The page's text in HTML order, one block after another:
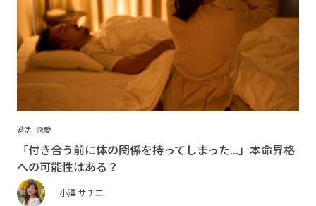
婚活 恋愛
「付き合う前に体の関係を持ってしまった…」本命昇格
への可能性はある？
小澤 サチエ